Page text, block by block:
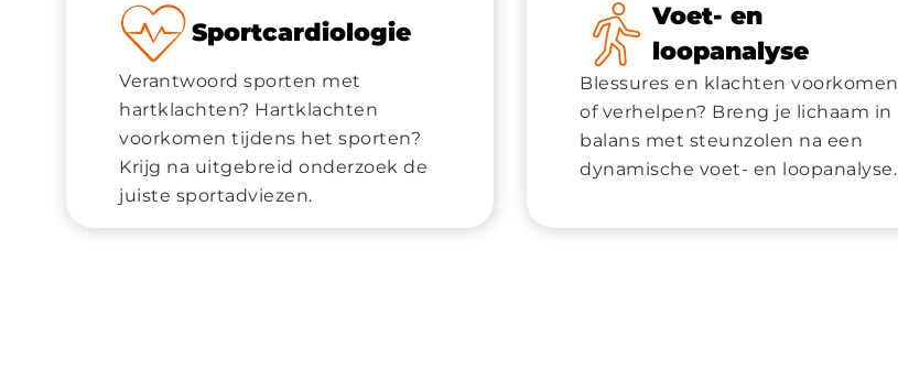
Sportcardiologie
Verantwoord sporten met
hartklachten? Hartklachten
voorkomen tijdens het sporten?
Krijg na uitgebreid onderzoek de
juiste sportadviezen.
Voet- en
loopanalyse
Blessures en klachten voorkomen
of verhelpen? Breng je lichaam in
balans met steunzolen na een
dynamische voet- en loopanalyse.